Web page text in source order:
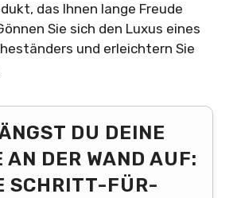
das Ihnen lange Freude
Sie sich den Luxus eines
und erleichtern Sie
DU DEINE
AN DER WAND AUF:
SCHRITT-FÜR-